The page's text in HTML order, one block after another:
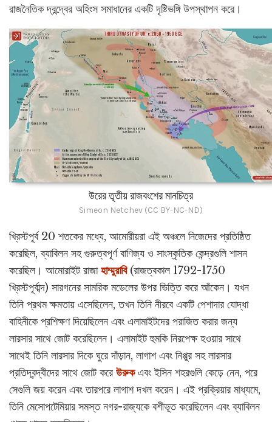
রাজনৈতিক দ্বন্দ্বের অহিংস সমাধানের একটি দৃষ্টিভঙ্গি উপস্থাপন করে।
উরের তৃতীয় রাজবংশের মানচিত্র
Simeon Netchev (CC BY-NC-ND)
খ্রিস্টপূর্ব 20 শতকের মধ্যে, আমোরীয়রা এই অঞ্চলে নিজেদের প্রতিষ্ঠিত
করেছিল, ব্যাবিলন সহ গুরুত্বপূর্ণ বাণিজ্য ও সাংস্কৃতিক কেন্দ্রগুলি শাসন
করেছিল। আমোরাইট রাজাহাম্মুরাবি(রাজত্বকাল 1792-1750
খ্রিস্টপূর্বাব্দ) সারগনের সামরিক মডেলের উপর ভিত্তি করে আঁকেন। যখন
তিনি প্রথম ক্ষমতায় এসেছিলেন, তখন তিনি নীরবে একটি পেশাদার যোদ্ধা
বাহিনীকে প্রশিক্ষণ দিয়েছিলেন এবং এলামাইটদের পরাজিত করার জন্য
লারসার সাথে জোট করেছিলেন। এলামাইট হুমকি নিরপেক্ষ হওয়ার সাথে
সাথেই তিনি লারসার দিকে ঘুরে দাঁড়ান, লাগাশ এবং নিপ্পুর সহ লারসার
প্রতিদ্বন্দ্বীদের সাথে জোট করে উরুকএবং ইসিন শহরগুলি কেড়ে নেন, পরে
সেগুলি জয় করেন এবং তারপরে লাগাশ দখল করেন। এই প্রক্রিয়ার মাধ্যমে,
তিনি মেসোপটেমিয়ার সমস্ত নগর-রাজ্যকে বশীভূত করেছিলেন এবং ব্যাবিলন